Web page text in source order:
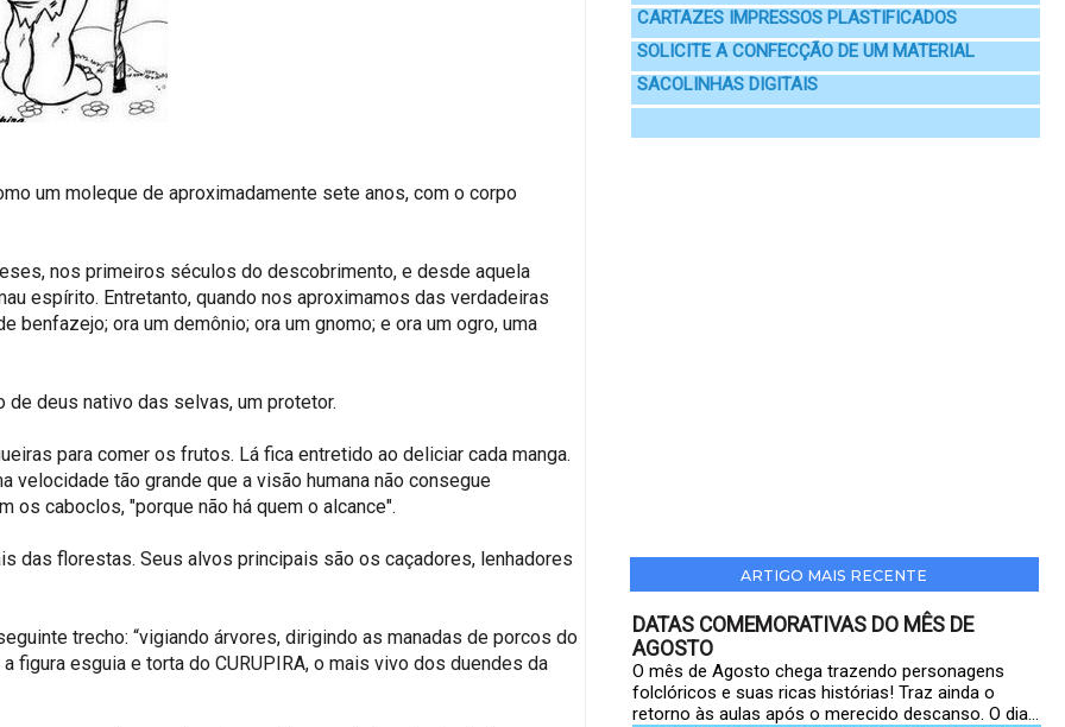
um moleque de aproximadamente sete anos, com o corpo
nos primeiros séculos do descobrimento, e desde aquela
espírito. Entretanto, quando nos aproximamos das verdadeiras
ora um demônio; ora um gnomo; e ora um ogro, uma
de deus nativo das selvas, um protetor.
para comer os frutos. Lá fica entretido ao deliciar cada manga.
tão grande que a visão humana não consegue
os caboclos, "porque não há quem o alcance".
das florestas. Seus alvos principais são os caçadores, lenhadores
trecho: “vigiando árvores, dirigindo as manadas de porcos do
esguia e torta do CURUPIRA, o mais vivo dos duendes da
CARTAZES IMPRESSOS PLASTIFICADOS
SOLICITE A CONFECÇÃO DE UM MATERIAL
SACOLINHAS DIGITAIS
ARTIGO MAIS RECENTE
DATAS COMEMORATIVAS DO MÊS DE
AGOSTO
O mês de Agosto chega trazendo personagens
folclóricos e suas ricas histórias! Traz ainda o
retorno às aulas após o merecido descanso. O dia...